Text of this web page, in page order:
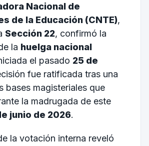
Nacional de
de la Educación (CNTE),
Sección 22, confirmó la
la huelga nacional
el pasado 25 de
fue ratificada tras una
bases magisteriales que
la madrugada de este
junio de 2026.
la votación interna reveló